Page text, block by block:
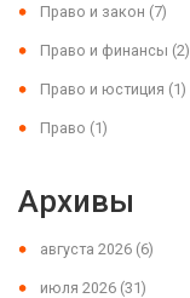
Право и закон (7)
Право и финансы (2)
Право и юстиция (1)
Право (1)
Архивы
августа 2026 (6)
июля 2026 (31)